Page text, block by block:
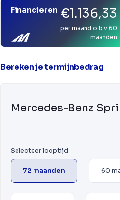
Financieren €1.136,33
per maand o.b.v 60
maanden
Bereken je termijnbedrag
Mercedes-Benz
Selecteer looptijd
72 maanden 60